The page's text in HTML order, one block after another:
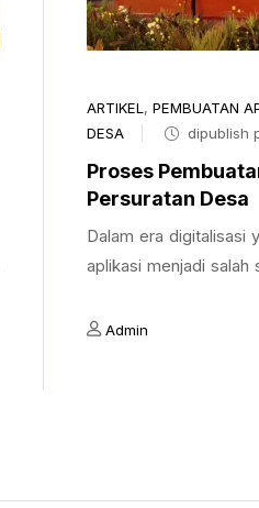
ARTIKEL , PEMBUATAN
DESA
dipublish
Proses
Persuratan Desa
Dalam era digitalisasi
aplikasi menjadi
Admin